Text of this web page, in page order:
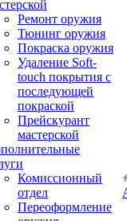
Ремонт оружия
Тюнинг оружия
Покраска оружия
Удаление Soft-
touch покрытия с
последующей
покраской
Прейскурант
мастерской
Комиссионный
отдел
Переоформление